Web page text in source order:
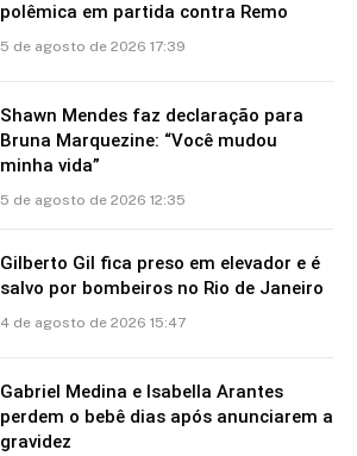
polêmica em partida contra Remo
5 de agosto de 2026 17:39
Shawn Mendes faz declaração para
Bruna Marquezine: “Você mudou
minha vida”
5 de agosto de 2026 12:35
Gilberto Gil fica preso em elevador e é
salvo por bombeiros no Rio de Janeiro
4 de agosto de 2026 15:47
Gabriel Medina e Isabella Arantes
perdem o bebê dias após anunciarem a
gravidez